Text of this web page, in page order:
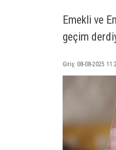
Emekli ve
geçim
Giriş: 08-08-2025